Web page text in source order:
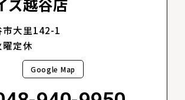
市大里142-1
定休
Google Map